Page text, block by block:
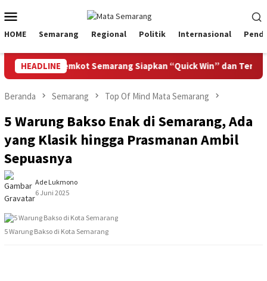
ke
kontenMobile
HOME Semarang Regional Politik Internasional
HEADLINE
2027, Pemkot Semarang Siapkan “Quick Win” dan Temu Bisnis
Beranda Semarang Top Of Mind Mata Semarang
5 Warung Bakso Enak di Semarang, Ada
yang Klasik hingga Prasmanan Ambil
Sepuasnya
Ade Lukmono
6 Juni 2025
5 Warung Bakso di Kota Semarang